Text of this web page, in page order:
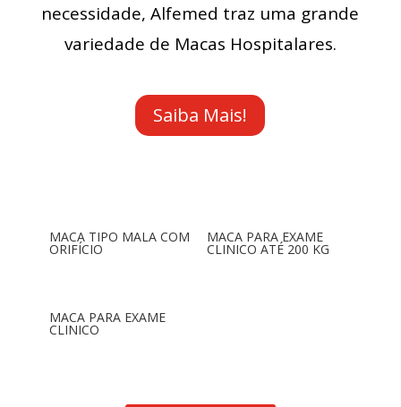
necessidade, Alfemed traz uma grande
variedade de Macas Hospitalares.
Saiba Mais!
MACA TIPO MALA COM
ORIFÍCIO
MACA PARA EXAME
CLINICO ATÉ 200 KG
MACA PARA EXAME
CLINICO